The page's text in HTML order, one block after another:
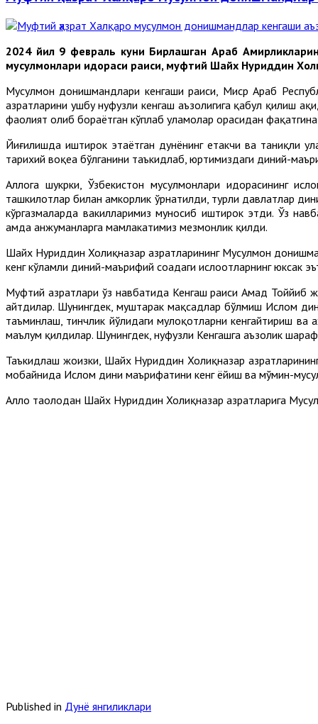
2024 йил 9 февраль куни Бирлашган Араб
мусулмонлари идораси раиси, муфтий Шайх Нуриддин
Мусулмон донишмандлари кенгаши раиси, Миср Араб
ҳазратларини ушбу нуфузли кенгаш аъзолигига қабул қилиш
фаолият олиб бораётган кўплаб уламолар орасидан
Йиғилишда иштирок этаётган дунёнинг етакчи ва таниқли
тарихий воқеа бўлганини таъкидлаб, юртимиздаги диний-
Аллоҳга шукрки, Ўзбекистон мусулмонлари идорасининг
ташкилотлар билан ҳамкорлик ўрнатилди, турли давлатлар
кўргазмаларда вакилларимиз муносиб иштирок этди. Ўз
ҳамда анжуманларга мамлакатимиз мезмонлик қилди.
Шайх Нуриддин Холиқназар ҳазратларининг Мусулмон
кенг кўламли диний-маърифий соҳадаги ислоҳотларнинг юксак
Муфтий ҳазратлари ўз навбатида Кенгаш раиси Аҳмад
айтдилар. Шунингдек, муштарак мақсадлар бўлмиш Ислом
таъминлаш, тинчлик йўлидаги мулоқотларни кенгайтириш
маълум қилдилар. Шунингдек, нуфузли Кенгашга аъзолик
Таъкидлаш жоизки, Шайх Нуриддин Холиқназар
мобайнида Ислом дини маърифатини кенг ёйиш ва мўмин-
Аллоҳ таолодан Шайх Нуриддин Холиқназар ҳазратларига
Published in Дунё янгиликлари